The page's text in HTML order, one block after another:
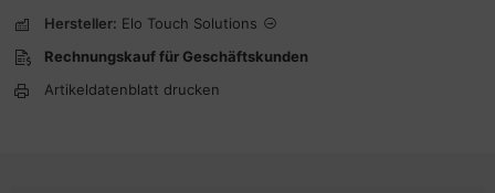
Hersteller: Elo Touch Solutions
Rechnungskauf für Geschäftskunden
Artikeldatenblatt drucken